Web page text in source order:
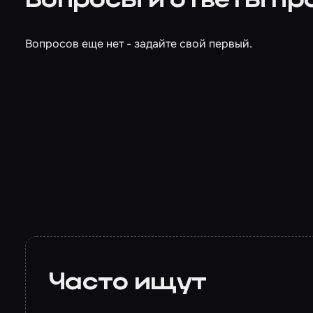
Вопросов еще нет - задайте свой первый.
Часто ищут